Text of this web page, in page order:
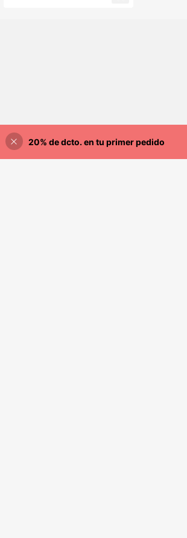
AÑADIR A LA
20% de dcto. en tu primer pedido